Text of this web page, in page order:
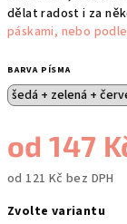
dělat radost i za
páskami, nebo
BARVA PÍSMA
od147
od 121 Kč bez DPH
cena:
Zvolte variantu